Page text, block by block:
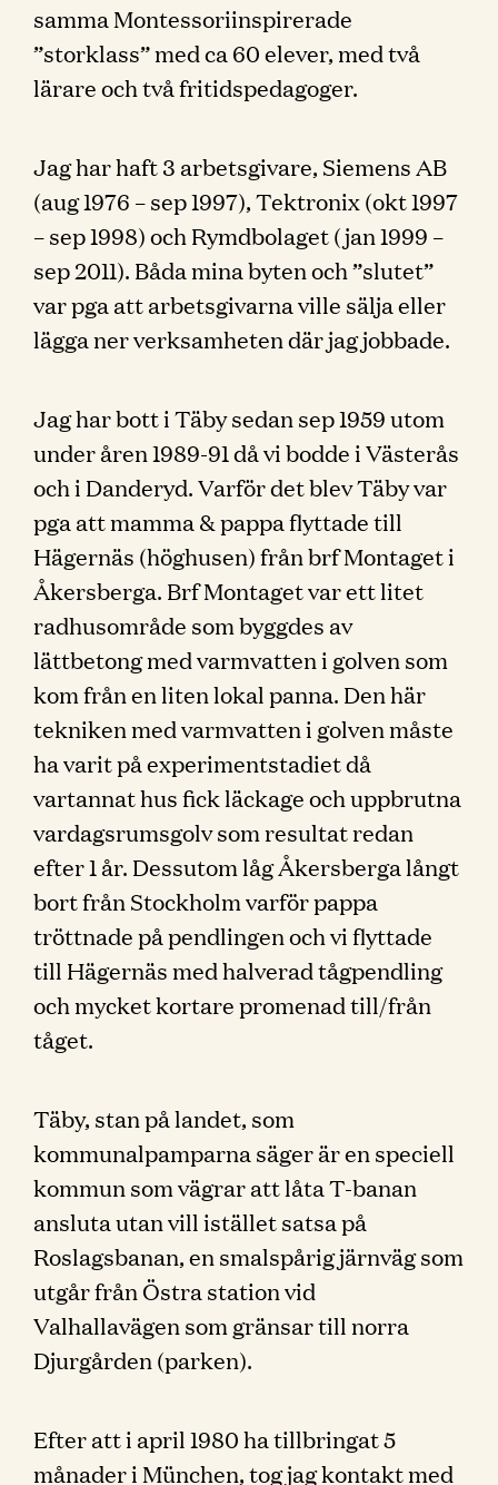
samma Montessoriinspirerade
”storklass” med ca 60 elever, med två
lärare och två fritidspedagoger.
Jag har haft 3 arbetsgivare, Siemens AB
(aug 1976 – sep 1997), Tektronix (okt 1997
– sep 1998) och Rymdbolaget (jan 1999 –
sep 2011). Båda mina byten och ”slutet”
var pga att arbetsgivarna ville sälja eller
lägga ner verksamheten där jag jobbade.
Jag har bott i Täby sedan sep 1959 utom
under åren 1989-91 då vi bodde i Västerås
och i Danderyd. Varför det blev Täby var
pga att mamma & pappa flyttade till
Hägernäs (höghusen) från brf Montaget i
Åkersberga. Brf Montaget var ett litet
radhusområde som byggdes av
lättbetong med varmvatten i golven som
kom från en liten lokal panna. Den här
tekniken med varmvatten i golven måste
ha varit på experimentstadiet då
vartannat hus fick läckage och uppbrutna
vardagsrumsgolv som resultat redan
efter 1 år. Dessutom låg Åkersberga långt
bort från Stockholm varför pappa
tröttnade på pendlingen och vi flyttade
till Hägernäs med halverad tågpendling
och mycket kortare promenad till/från
tåget.
Täby, stan på landet, som
kommunalpamparna säger är en speciell
kommun som vägrar att låta T-banan
ansluta utan vill istället satsa på
Roslagsbanan, en smalspårig järnväg som
utgår från Östra station vid
Valhallavägen som gränsar till norra
Djurgården (parken).
Efter att i april 1980 ha tillbringat 5
månader i München, tog jag kontakt med